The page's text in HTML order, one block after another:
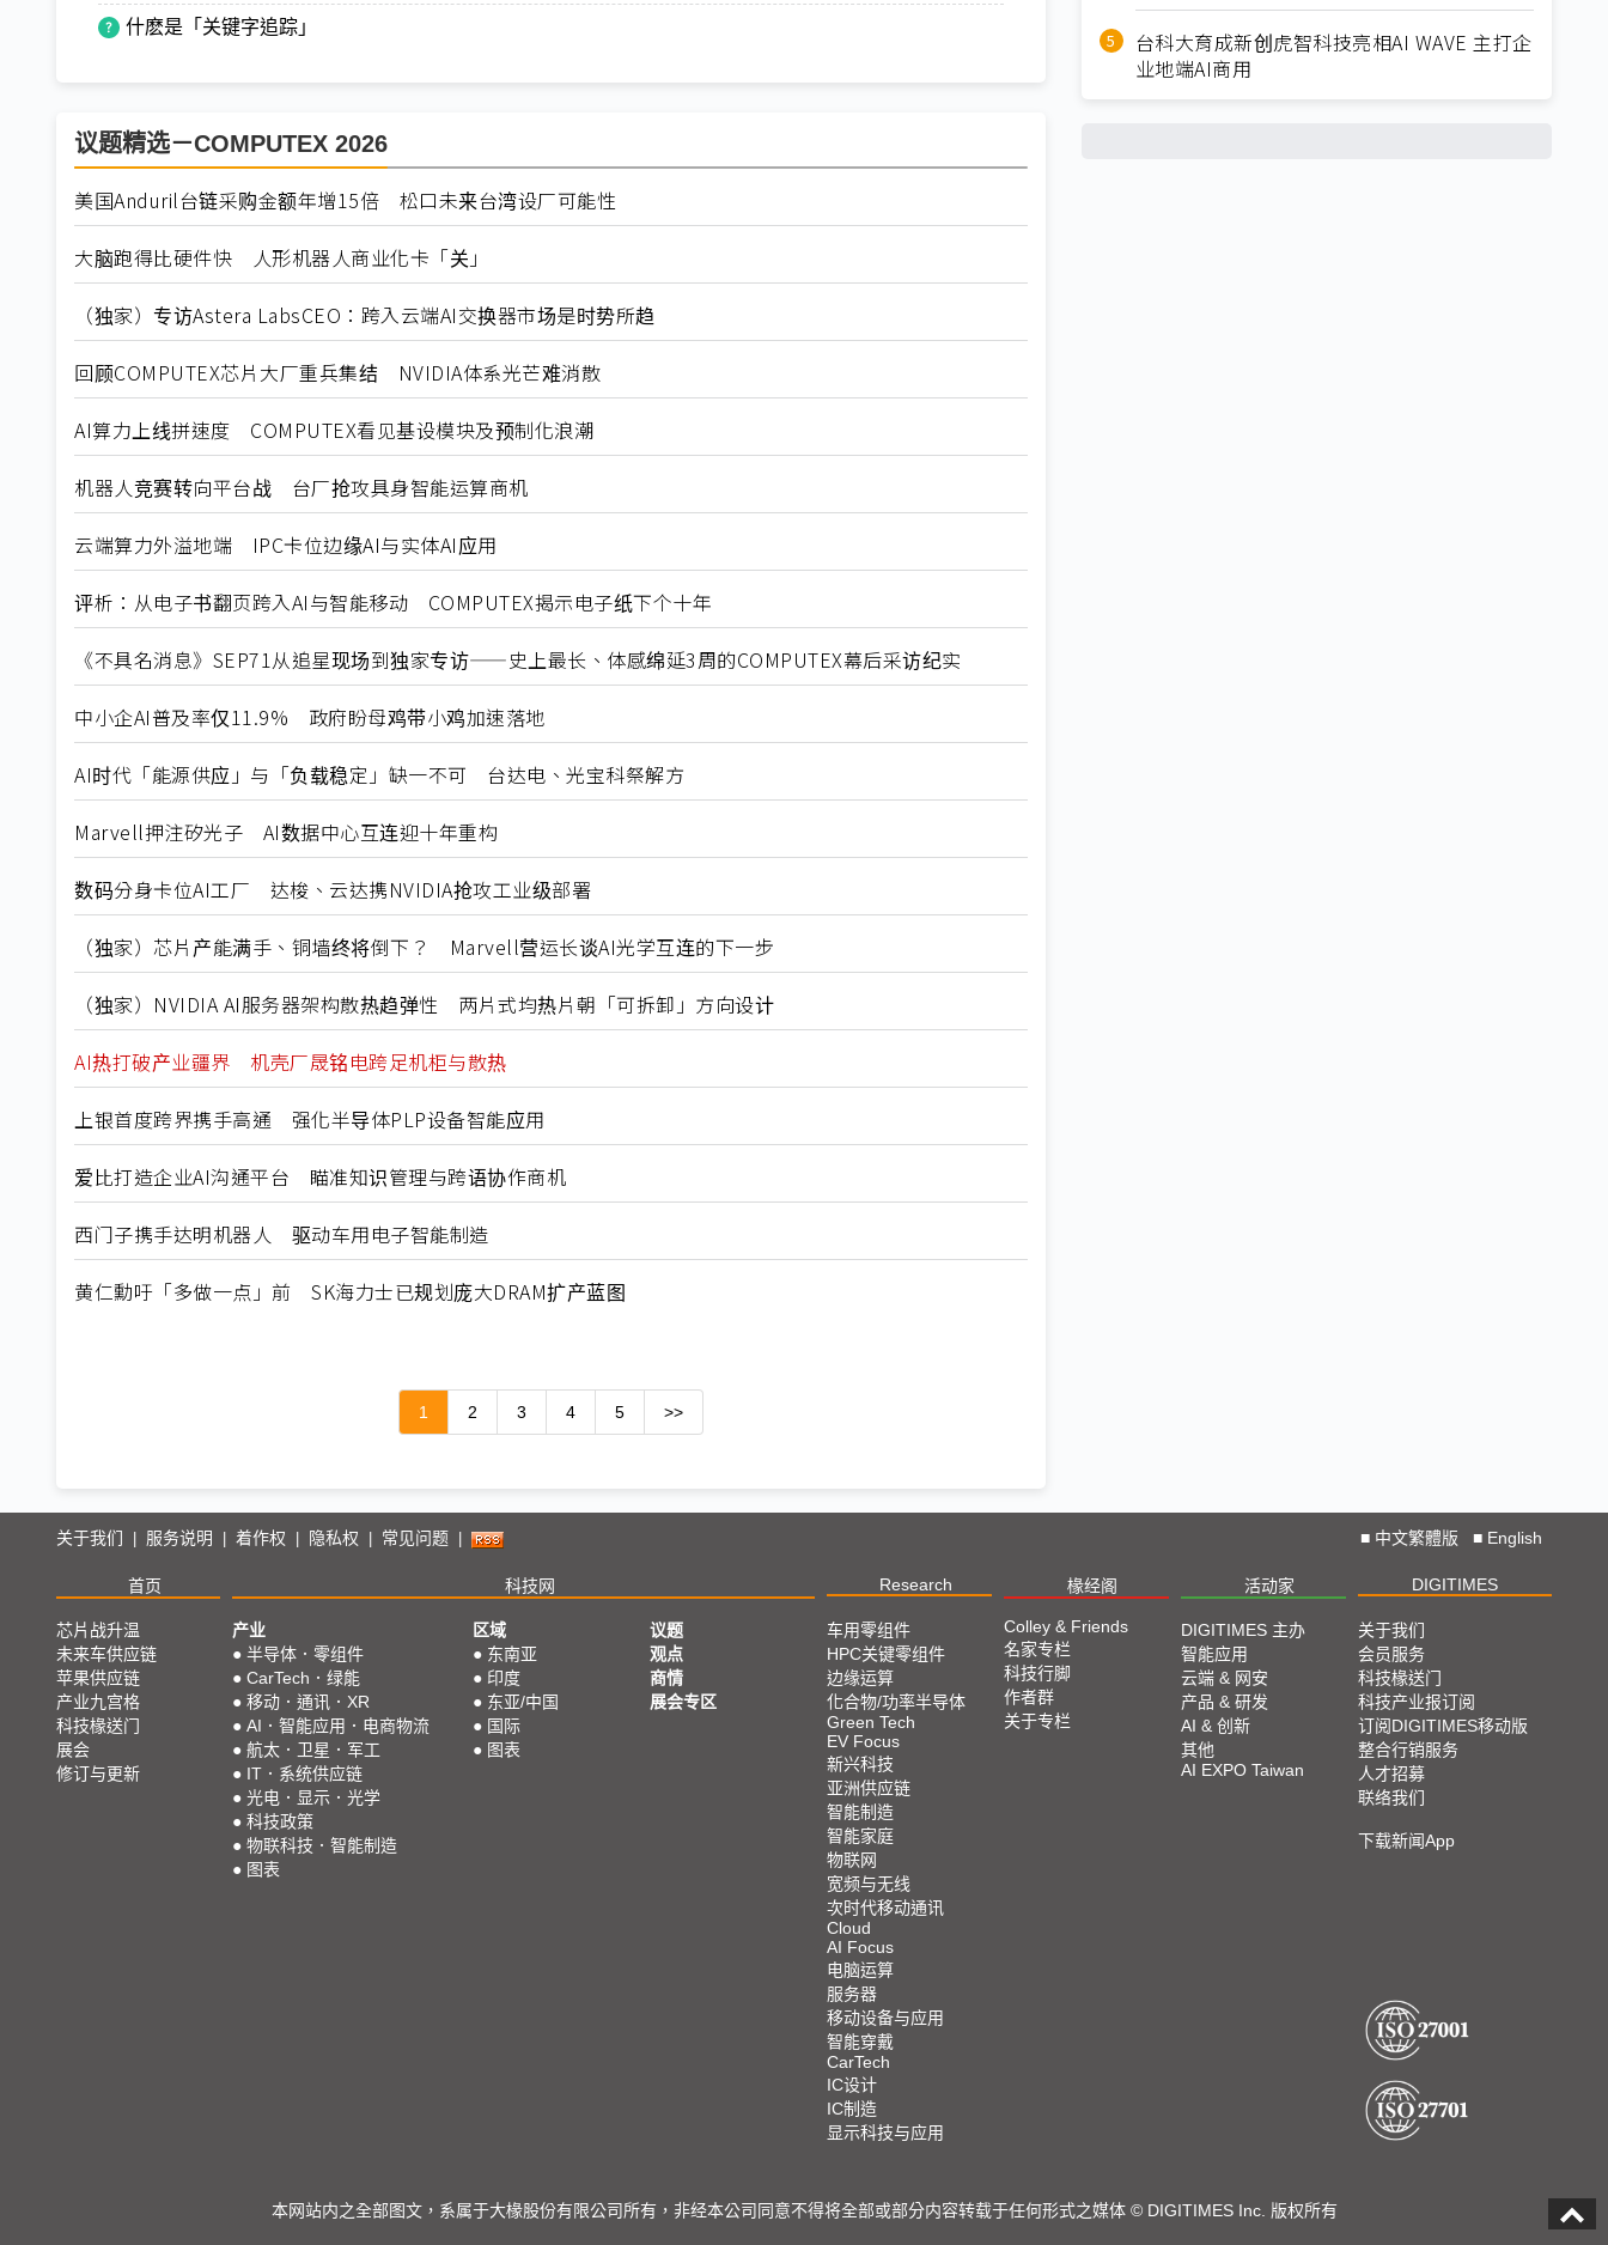
什麽是「关键字追踪」
议题精选－COMPUTEX 2026
美国Anduril台链采购金额年增15倍 松口未来台湾设厂可能性
大脑跑得比硬件快 人形机器人商业化卡「关」
（独家）专访Astera LabsCEO：跨入云端AI交换器市场是时势所趋
回顾COMPUTEX芯片大厂重兵集结 NVIDIA体系光芒难消散
AI算力上线拼速度 COMPUTEX看见基设模块及预制化浪潮
机器人竞赛转向平台战 台厂抢攻具身智能运算商机
云端算力外溢地端 IPC卡位边缘AI与实体AI应用
评析：从电子书翻页跨入AI与智能移动 COMPUTEX揭示电子纸下个十年
《不具名消息》SEP71从追星现场到独家专访——史上最长、体感绵延3周的COMPUTEX幕后采访纪实
中小企AI普及率仅11.9% 政府盼母鸡带小鸡加速落地
AI时代「能源供应」与「负载稳定」缺一不可 台达电、光宝科祭解方
Marvell押注矽光子 AI数据中心互连迎十年重构
数码分身卡位AI工厂 达梭、云达携NVIDIA抢攻工业级部署
（独家）芯片产能满手、铜墙终将倒下？ Marvell营运长谈AI光学互连的下一步
（独家）NVIDIA AI服务器架构散热趋弹性 两片式均热片朝「可拆卸」方向设计
AI热打破产业疆界 机壳厂晟铭电跨足机柜与散热
上银首度跨界携手高通 强化半导体PLP设备智能应用
爱比打造企业AI沟通平台 瞄准知识管理与跨语协作商机
西门子携手达明机器人 驱动车用电子智能制造
黄仁勳吁「多做一点」前 SK海力士已规划庞大DRAM扩产蓝图
1 2 3 4 5 >>
台科大育成新创虎智科技亮相AI WAVE 主打企
业地端AI商用
关于我们 服务说明 着作权 隐私权 常见问题 ■ 中文繁體版 ■ English
首页 科技网 Research 椽经阁 活动家 DIGITIMES
芯片战升温
未来车供应链
苹果供应链
产业九宫格
科技椽送门
展会
修订与更新
产业
● 半导体．零组件
● CarTech．绿能
● 移动．通讯．XR
● AI．智能应用．电商物流
● 航太．卫星．军工
● IT．系统供应链
● 光电．显示．光学
● 科技政策
● 物联科技．智能制造
● 图表
区域
● 东南亚
● 印度
● 东亚/中国
● 国际
● 图表
议题
观点
商情
展会专区
车用零组件
HPC关键零组件
边缘运算
化合物/功率半导体
Green Tech
EV Focus
新兴科技
亚洲供应链
智能制造
智能家庭
物联网
宽频与无线
次时代移动通讯
Cloud
AI Focus
电脑运算
服务器
移动设备与应用
智能穿戴
CarTech
IC设计
IC制造
显示科技与应用
Colley & Friends
名家专栏
科技行脚
作者群
关于专栏
DIGITIMES 主办
智能应用
云端 & 网安
产品 & 研发
AI & 创新
其他
AI EXPO Taiwan
关于我们
会员服务
科技椽送门
科技产业报订阅
订阅DIGITIMES移动版
整合行销服务
人才招募
联络我们
下载新闻App
本网站内之全部图文，系属于大椽股份有限公司所有，非经本公司同意不得将全部或部分内容转载于任何形式之媒体 © DIGITIMES Inc. 版权所有